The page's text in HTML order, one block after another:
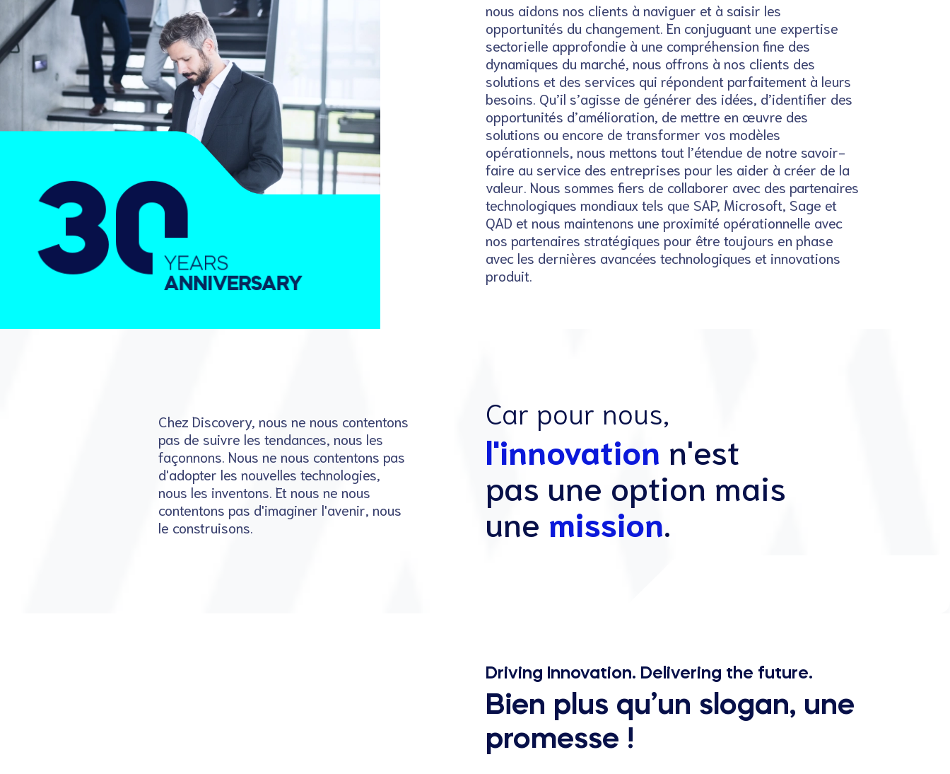
30YEARS
ANNIVERSARY
nous aidons nos clients à naviguer et à saisir les
opportunités du changement. En conjuguant une expertise
sectorielle approfondie à une compréhension fine des
dynamiques du marché, nous offrons à nos clients des
solutions et des services qui répondent parfaitement à leurs
besoins. Qu’il s’agisse de générer des idées, d’identifier des
opportunités d’amélioration, de mettre en œuvre des
solutions ou encore de transformer vos modèles
opérationnels, nous mettons tout l’étendue de notre savoir-
faire au service des entreprises pour les aider à créer de la
valeur. Nous sommes fiers de collaborer avec des partenaires
technologiques mondiaux tels que SAP, Microsoft, Sage et
QAD et nous maintenons une proximité opérationnelle avec
nos partenaires stratégiques pour être toujours en phase
avec les dernières avancées technologiques et innovations
produit.
Chez Discovery, nous ne nous contentons
pas de suivre les tendances, nous les
façonnons. Nous ne nous contentons pas
d'adopter les nouvelles technologies,
nous les inventons. Et nous ne nous
contentons pas d'imaginer l'avenir, nous
le construisons.
Car pour nous,
l'innovation n'est
pas une option mais
une mission.
Driving Innovation. Delivering the future.
Bien plus qu’un slogan, une
promesse !